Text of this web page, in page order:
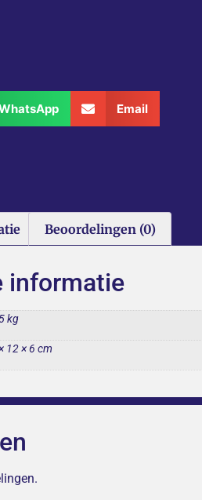
Email
Beoordelingen (0)
informatie
kg
12 × 6 cm